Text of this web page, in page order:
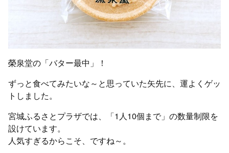
榮泉堂の「バター最中」！
ずっと食べてみたいな～と思っていた矢先に、運よくゲッ
トしました。
宮城ふるさとプラザでは、「1人10個まで」の数量制限を
設けています。
人気すぎるからこそ、ですね～。